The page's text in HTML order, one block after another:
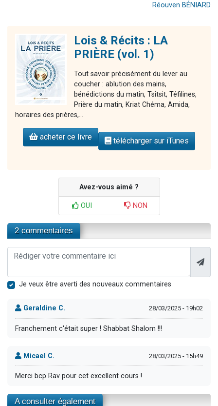
Réouven BÉNIARD
Lois & Récits : LA
PRIÈRE (vol. 1)
Tout savoir précisément du lever au
coucher : ablution des mains,
bénédictions du matin, Tsitsit, Téfilines,
Prière du matin, Kriat Chéma, Amida,
horaires des prières,...
acheter ce livre télécharger sur iTunes
Avez-vous aimé ?
OUI NON
2 commentaires
Je veux être averti des nouveaux commentaires
Geraldine C. 28/03/2025 - 19h02
Franchement c'était super ! Shabbat Shalom !!!
Micael C. 28/03/2025 - 15h49
Merci bcp Rav pour cet excellent cours !
A consulter également